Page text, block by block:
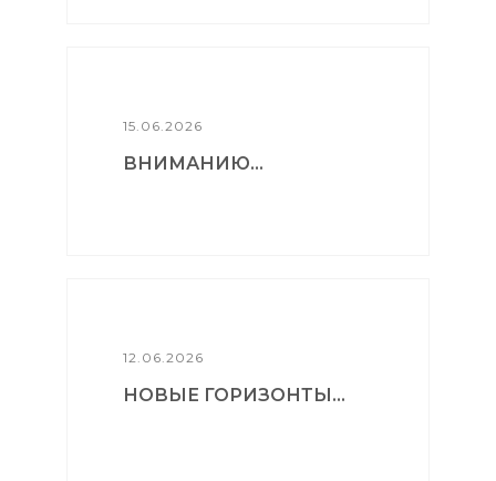
15.06.2026
ВНИМАНИЮ...
12.06.2026
НОВЫЕ ГОРИЗОНТЫ...